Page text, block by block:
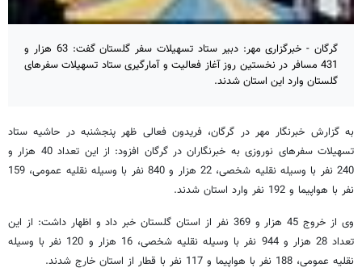
گرگان - خبرگزاری مهر: دبیر ستاد تسهیلات سفر گلستان گفت: 63 هزار و
431 مسافر در نخستین روز آغاز فعالیت و آمارگیری ستاد تسهیلات سفرهای
گلستان وارد این استان شدند.
به گزارش خبرنگار مهر در گرگان، فریدون فعالی ظهر پنجشنبه در حاشیه ستاد
تسهیلات سفرهای نوروزی به خبرنگاران در گرگان افزود: از این تعداد 40 هزار و
240 نفر با وسیله نقلیه شخصی، 22 هزار و 840 نفر با وسیله نقلیه عمومی، 159
نفر با هواپیما و 192 نفر وارد استان شدند.
وی از خروج 45 هزار و 369 نفر از استان گلستان خبر داد و اظهار داشت: از این
تعداد 28 هزار و 944 نفر با وسیله نقلیه شخصی، 16 هزار و 120 نفر با وسیله
نقلیه عمومی، 188 نفر با هواپیما و 117 نفر با قطار از استان خارج شدند.